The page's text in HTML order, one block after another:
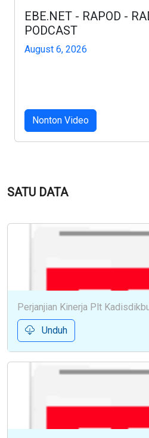
EBE.NET - RAPOD -
PODCAST
August 6, 2026
Nonton Video
SATU DATA
Perjanjian Kinerja Plt
Unduh